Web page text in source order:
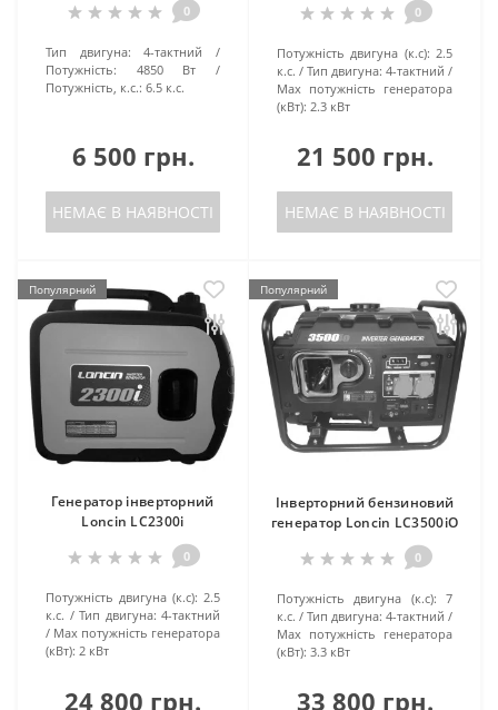
0
Тип двигуна:
4-тактний
Потужність:
4850 Вт
Потужність, к.с.: 6.5 к.с.
6 500 грн.
НЕМАЄ В НАЯВНОСТІ
0
Потужність двигуна (к.с): 2.5
к.с.
Тип двигуна: 4-тактний
Маx потужність генератора
(кВт): 2.3 кВт
21 500 грн.
НЕМАЄ В НАЯВНОСТІ
Популярний
Генератор інверторний
Loncin LC2300i
0
Потужність двигуна (к.с): 2.5
к.с.
Тип двигуна: 4-тактний
Маx потужність генератора
(кВт): 2 кВт
24 800 грн.
Популярний
Інверторний бензиновий
генератор Loncin LC3500iO
0
Потужність двигуна (к.с):
7
к.с.
Тип двигуна: 4-тактний
Маx потужність генератора
(кВт): 3.3 кВт
33 800 грн.